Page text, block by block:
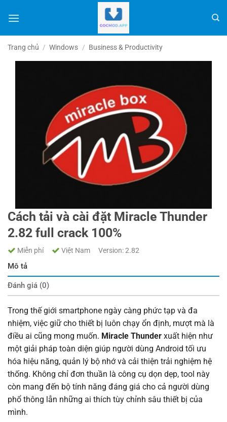
qua
dungTrang chủ / Windows / Business & Productivity
Cách tải và cài đặt Miracle Thunder
2.82 full crack 100%
Miễn phí Việt Nam Version: 2.82
Mô tả
Đánh giá (0)
Trong thế giới smartphone ngày càng phức tạp và đa
nhiệm, việc giữ cho thiết bị luôn chạy ổn định, mượt mà là
điều ai cũng mong muốn. Miracle Thunder xuất hiện như
một giải pháp toàn diện giúp người dùng Android tối ưu
hóa hiệu năng, quản lý bộ nhớ và cải thiện trải nghiệm hệ
thống. Không chỉ đơn thuần là công cụ dọn dẹp, tool này
còn mang đến bộ tính năng đáng giá cho cả người dùng
phổ thông lẫn những ai thích tùy chỉnh sâu thiết bị của
mình.